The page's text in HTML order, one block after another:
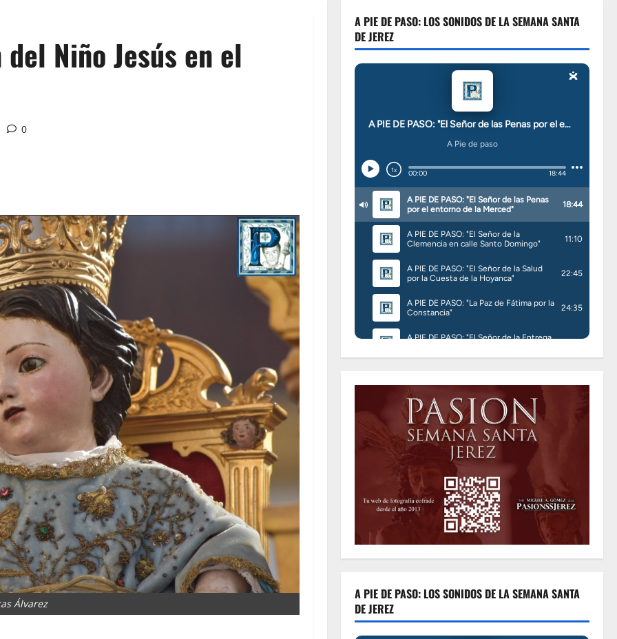
Niño Jesús en el
0
Álvarez
A PIE DE PASO: LOS SONIDOS DE LA SEMANA SANTA
DE JEREZ
A PIE DE PASO: LOS SONIDOS DE LA SEMANA SANTA
DE JEREZ